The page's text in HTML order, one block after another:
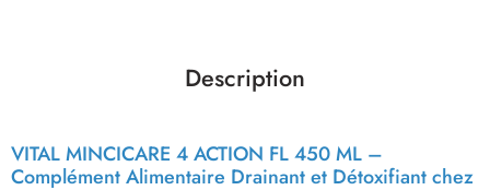
Description
VITAL MINCICARE 4 ACTION FL 450 ML –
Complément Alimentaire Drainant et Détoxifiant chez